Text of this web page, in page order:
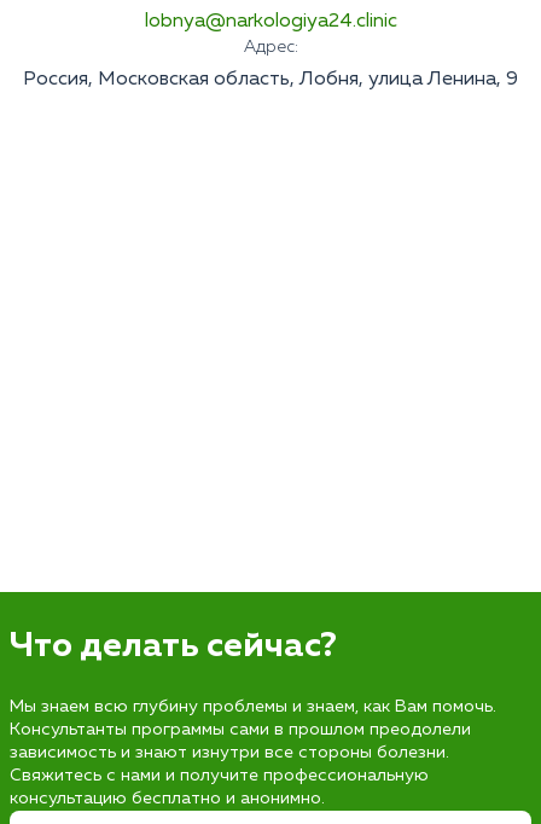
lobnya@narkologiya24.clinic
Адрес:
Россия, Московская область, Лобня, улица Ленина, 9
Что делать сейчас?
Мы знаем всю глубину проблемы и знаем, как Вам помочь.
Консультанты программы сами в прошлом преодолели
зависимость и знают изнутри все стороны болезни.
Свяжитесь с нами и получите профессиональную
консультацию бесплатно и анонимно.